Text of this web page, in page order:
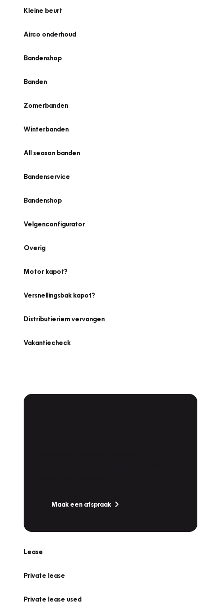
Kleine beurt
Airco onderhoud
Bandenshop
Banden
Zomerbanden
Winterbanden
All season banden
Bandenservice
Bandenshop
Velgenconfigurator
Overig
Motor kapot?
Versnellingsbak kapot?
Distributieriem vervangen
Vakantiecheck
Maak een afspraak
Lease
Private lease
Private lease used